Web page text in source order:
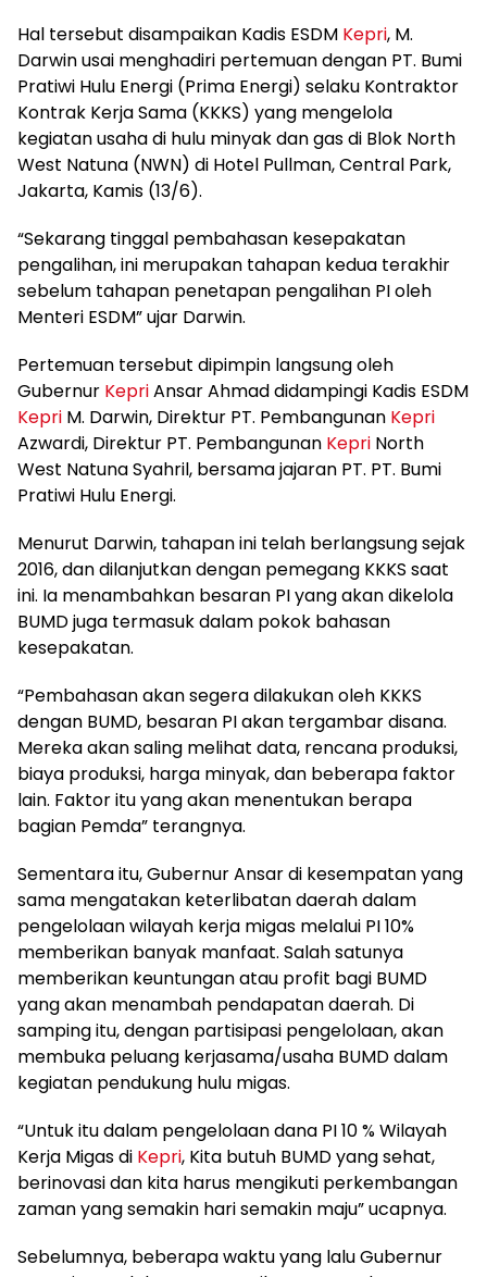
Hal tersebut disampaikan Kadis ESDM Kepri, M.
Darwin usai menghadiri pertemuan dengan PT. Bumi
Pratiwi Hulu Energi (Prima Energi) selaku Kontraktor
Kontrak Kerja Sama (KKKS) yang mengelola
kegiatan usaha di hulu minyak dan gas di Blok North
West Natuna (NWN) di Hotel Pullman, Central Park,
Jakarta, Kamis (13/6).
“Sekarang tinggal pembahasan kesepakatan
pengalihan, ini merupakan tahapan kedua terakhir
sebelum tahapan penetapan pengalihan PI oleh
Menteri ESDM” ujar Darwin.
Pertemuan tersebut dipimpin langsung oleh
Gubernur KepriAnsar Ahmad didampingi Kadis ESDM
Kepri M. Darwin, Direktur PT. Pembangunan Kepri
Azwardi, Direktur PT. Pembangunan Kepri North
West Natuna Syahril, bersama jajaran PT. PT. Bumi
Pratiwi Hulu Energi.
Menurut Darwin, tahapan ini telah berlangsung sejak
2016, dan dilanjutkan dengan pemegang KKKS saat
ini. Ia menambahkan besaran PI yang akan dikelola
BUMD juga termasuk dalam pokok bahasan
kesepakatan.
“Pembahasan akan segera dilakukan oleh KKKS
dengan BUMD, besaran PI akan tergambar disana.
Mereka akan saling melihat data, rencana produksi,
biaya produksi, harga minyak, dan beberapa faktor
lain. Faktor itu yang akan menentukan berapa
bagian Pemda” terangnya.
Sementara itu, Gubernur Ansar di kesempatan yang
sama mengatakan keterlibatan daerah dalam
pengelolaan wilayah kerja migas melalui PI 10%
memberikan banyak manfaat. Salah satunya
memberikan keuntungan atau profit bagi BUMD
yang akan menambah pendapatan daerah. Di
samping itu, dengan partisipasi pengelolaan, akan
membuka peluang kerjasama/usaha BUMD dalam
kegiatan pendukung hulu migas.
“Untuk itu dalam pengelolaan dana PI 10 % Wilayah
Kerja Migas di Kepri, Kita butuh BUMD yang sehat,
berinovasi dan kita harus mengikuti perkembangan
zaman yang semakin hari semakin maju” ucapnya.
Sebelumnya, beberapa waktu yang lalu Gubernur